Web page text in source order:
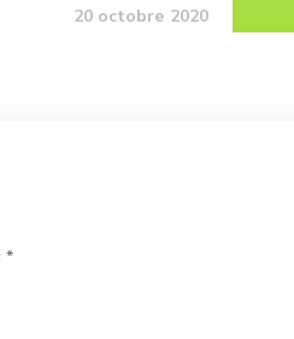
20 octobre 2020
*